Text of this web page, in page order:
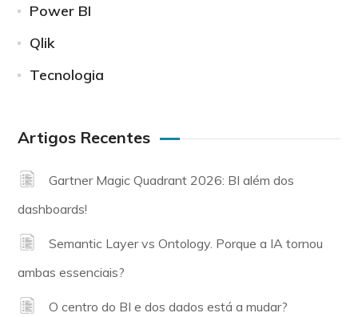
Power BI
Qlik
Tecnologia
Artigos Recentes
Gartner Magic Quadrant 2026: BI além dos
dashboards!
Semantic Layer vs Ontology. Porque a IA tornou
ambas essenciais?
O centro do BI e dos dados está a mudar?